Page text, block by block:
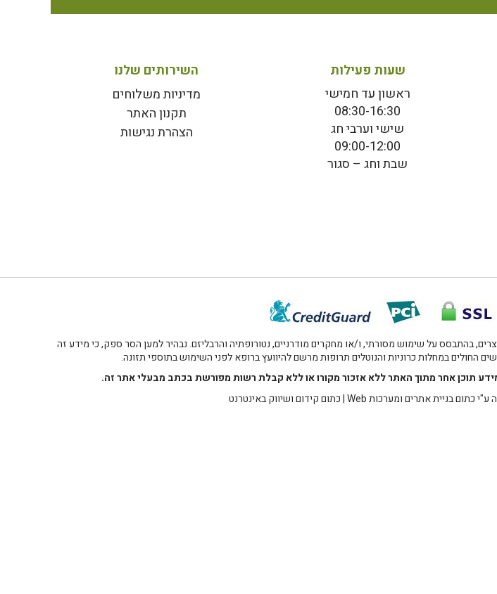
שעות פעילות
ראשון עד חמישי
08:30-16:30
שישי וערבי חג
09:00-12:00
שבת וחג – סגור
השירותים שלנו
מדיניות משלוחים
תקנון האתר
הצהרת נגישות
בהתבסס על שימוש מסורתי, ו/או מחקרים מודרניים, נטורופתיה והרבליזם. נבהיר למען הסר ספק, כי מידע זה
החולים במחלות כרוניות והנוטלים תרופות מרשם להיוועץ ברופא לפני השימוש בתוספי תזונה.
תוכן אחר מתוך האתר ללא אזכור מקורו או ללא קבלת רשות מפורשת בכתב מבעלי אתר זה.
ע"יכתום בניית אתרים ומערכות Web |כתום קידום ושיווק באינטרנט